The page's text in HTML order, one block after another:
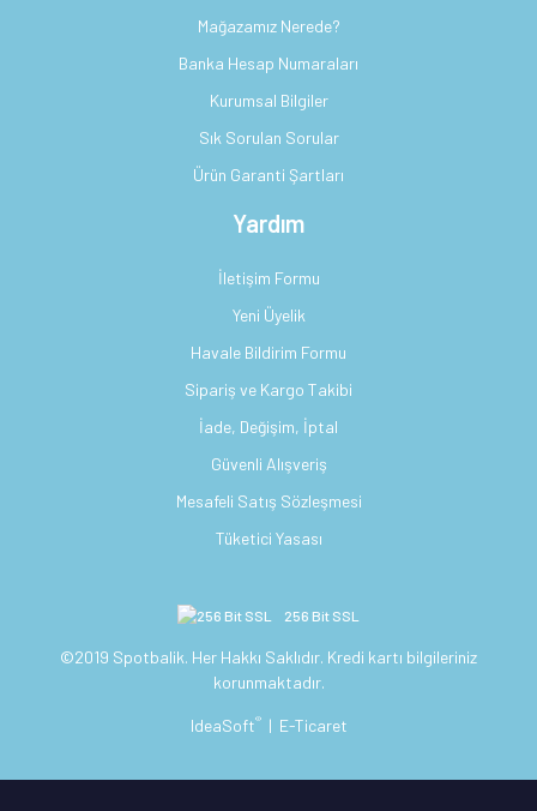
Mağazamız Nerede?
Banka Hesap Numaraları
Kurumsal Bilgiler
Sık Sorulan Sorular
Ürün Garanti Şartları
Yardım
İletişim Formu
Yeni Üyelik
Havale Bildirim Formu
Sipariş ve Kargo Takibi
İade, Değişim, İptal
Güvenli Alışveriş
Mesafeli Satış Sözleşmesi
Tüketici Yasası
256 Bit SSL
©2019 Spotbalik. Her Hakkı Saklıdır. Kredi kartı bilgileriniz
korunmaktadır.
IdeaSoft® | E-Ticaret